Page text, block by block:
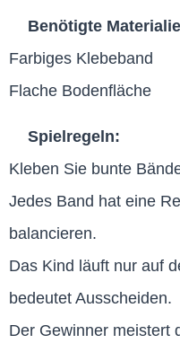
Benötigte
Farbiges Klebeband
Flache Bodenfläche
Spielregeln:
Kleben Sie bunte
Jedes Band hat eine
balancieren.
Das Kind läuft nur auf
bedeutet Ausscheiden.
Der Gewinner meistert